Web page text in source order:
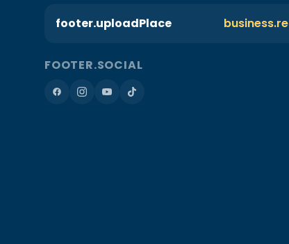
footer.uploadPlace
FOOTER.SOCIAL